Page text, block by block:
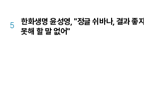
5
한화생명 윤성영, "정글 쉬바나, 결과 좋지
못해 할 말 없어"